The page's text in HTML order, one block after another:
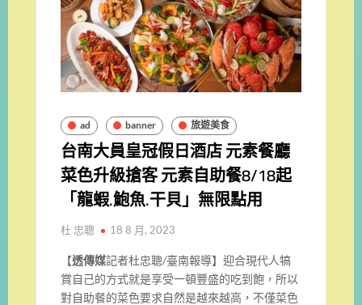
ad banner 旅遊美食
台南大員皇冠假日酒店 元素餐廳
菜色升級搶客 元素自助餐8/18起
「龍蝦.鮑魚.干貝」無限點用
杜 忠聰 18 8 月, 2023
【透傳媒記者杜忠聰/臺南報導】迎合現代人犒
賞自己的方式就是享受一頓豐盛的吃到飽，所以
對自助餐的菜色要求自然是越來越高，不僅菜色